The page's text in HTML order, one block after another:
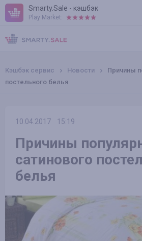
Smarty.Sale - кэшбэк
Play Market:
ПРАВИЛА
ПЛАГИНЫ
Кэшбэк сервис Новости
Причины
постельного белья
10.04.2017 15:19
Причины
сатинового
белья